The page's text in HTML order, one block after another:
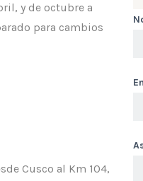
y de octubre a
para cambios
Cusco al Km 104,